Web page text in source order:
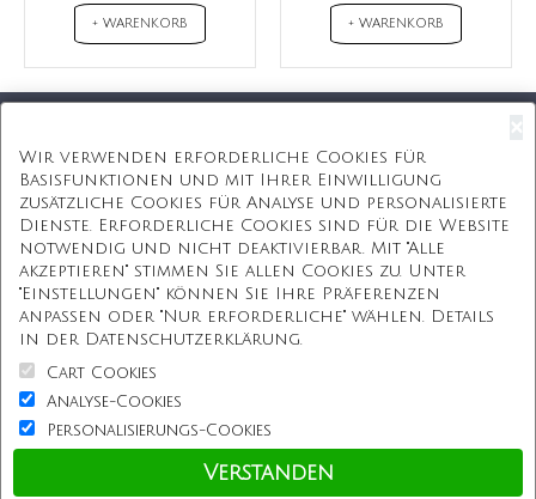
+ WARENKORB + WARENKORB
Kostenlose Geschenkbox
Kostenlose Gravur
Unbegrenzte Redesign
ÜBER UNS
Information
Kundenservice
Wir verwenden erforderliche Cookies für
Basisfunktionen und mit Ihrer Einwilligung
zusätzliche Cookies für Analyse und personalisierte
Dienste. Erforderliche Cookies sind für die Website
notwendig und nicht deaktivierbar. Mit "Alle
akzeptieren" stimmen Sie allen Cookies zu. Unter
"Einstellungen" können Sie Ihre Präferenzen
anpassen oder "Nur erforderliche" wählen. Details
in der Datenschutzerklärung.
Cart Cookies
Analyse-Cookies
Personalisierungs-Cookies
Verstanden